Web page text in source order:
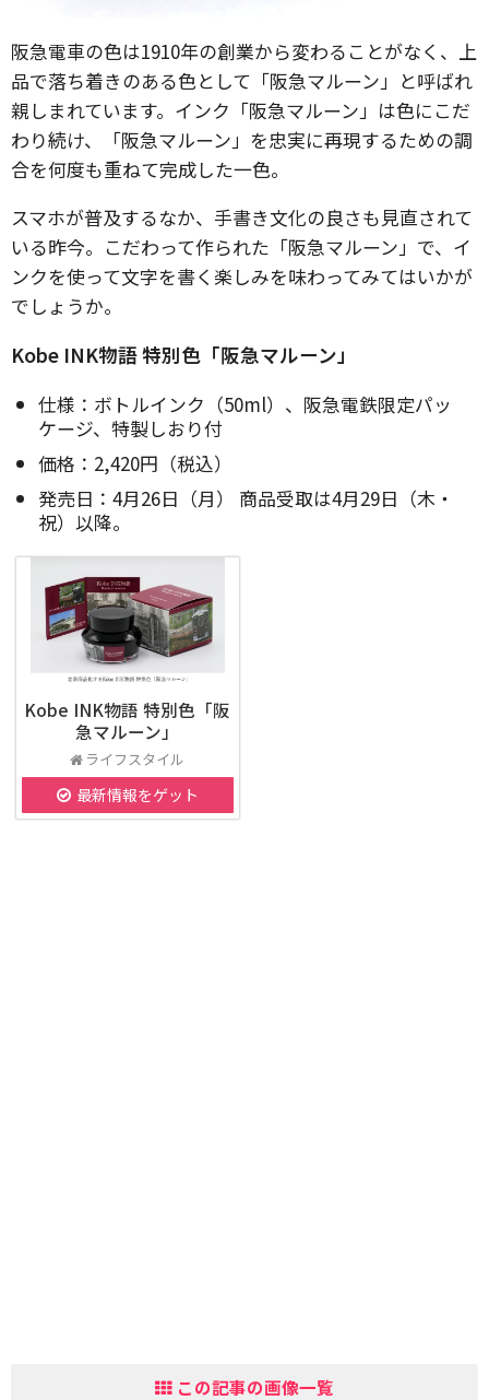
阪急電車の色は1910年の創業から変わることがなく、上
品で落ち着きのある色として「阪急マルーン」と呼ばれ
親しまれています。インク「阪急マルーン」は色にこだ
わり続け、「阪急マルーン」を忠実に再現するための調
合を何度も重ねて完成した一色。
スマホが普及するなか、手書き文化の良さも見直されて
いる昨今。こだわって作られた「阪急マルーン」で、イ
ンクを使って文字を書く楽しみを味わってみてはいかが
でしょうか。
Kobe INK物語 特別色「阪急マルーン」
仕様：ボトルインク（50ml）、阪急電鉄限定パッ
ケージ、特製しおり付
価格：2,420円（税込）
発売日：4月26日（月） 商品受取は4月29日（木・
祝）以降。
Kobe INK物語 特別色「阪
急マルーン」
ライフスタイル
最新情報をゲット
この記事の画像一覧